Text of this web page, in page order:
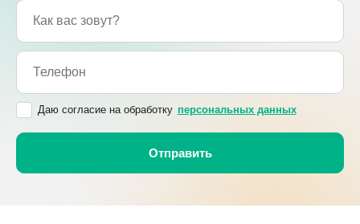
Даю согласие на обработку персональных данных